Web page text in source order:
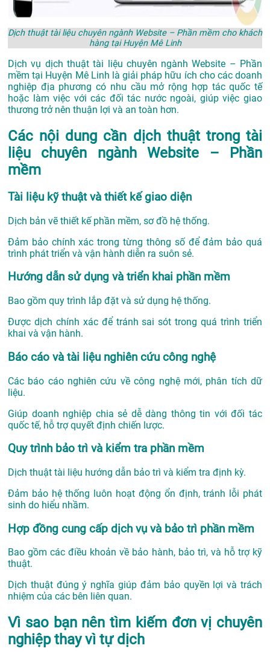
Dịch thuật tài liệu chuyên ngành Website – Phần mềm cho khách
hàng tại Huyện Mê Linh
Dịch vụ dịch thuật tài liệu chuyên ngành Website – Phần
mềm tại Huyện Mê Linh là giải pháp hữu ích cho các doanh
nghiệp địa phương có nhu cầu mở rộng hợp tác quốc tế
hoặc làm việc với các đối tác nước ngoài, giúp việc giao
thương trở nên thuận lợi và an toàn hơn.
Các nội dung cần dịch thuật trong tài
liệu chuyên ngành Website – Phần
mềm
Tài liệu kỹ thuật và thiết kế giao diện
Dịch bản vẽ thiết kế phần mềm, sơ đồ hệ thống.
Đảm bảo chính xác trong từng thông số để đảm bảo quá
trình phát triển và vận hành diễn ra suôn sẻ.
Hướng dẫn sử dụng và triển khai phần mềm
Bao gồm quy trình lắp đặt và sử dụng hệ thống.
Được dịch chính xác để tránh sai sót trong quá trình triển
khai và vận hành.
Báo cáo và tài liệu nghiên cứu công nghệ
Các báo cáo nghiên cứu về công nghệ mới, phân tích dữ
liệu.
Giúp doanh nghiệp chia sẻ dễ dàng thông tin với đối tác
quốc tế, hỗ trợ quyết định chiến lược.
Quy trình bảo trì và kiểm tra phần mềm
Dịch thuật tài liệu hướng dẫn bảo trì và kiểm tra định kỳ.
Đảm bảo hệ thống luôn hoạt động ổn định, tránh lỗi phát
sinh do hiểu nhầm.
Hợp đồng cung cấp dịch vụ và bảo trì phần mềm
Bao gồm các điều khoản về bảo hành, bảo trì, và hỗ trợ kỹ
thuật.
Dịch thuật đúng ý nghĩa giúp đảm bảo quyền lợi và trách
nhiệm của các bên liên quan.
Vì sao bạn nên tìm kiếm đơn vị chuyên
nghiệp thay vì tự dịch